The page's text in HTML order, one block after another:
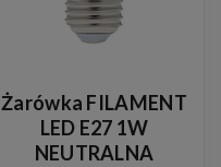
Żarówka FILAMENT
LED E27 1W
NEUTRALNA